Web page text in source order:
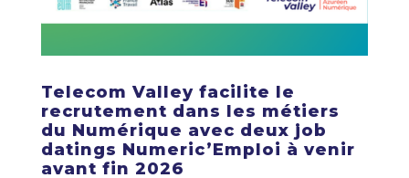
Telecom Valley facilite le
recrutement dans les métiers
du Numérique avec deux job
datings Numeric’Emploi à venir
avant fin 2026